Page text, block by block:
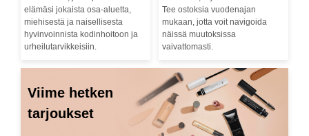
elämäsi jokaista osa-aluetta,
miehisestä ja naisellisesta
hyvinvoinnista kodinhoitoon ja
urheilutarvikkeisiin.
Tee ostoksia vuodenajan
mukaan, jotta voit navigoida
näissä muutoksissa
vaivattomasti.
Viime hetken
tarjoukset